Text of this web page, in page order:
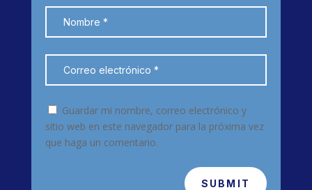
Guardar mi nombre, correo electrónico y
sitio web en este navegador para la próxima vez
que haga un comentario.
SUBMIT